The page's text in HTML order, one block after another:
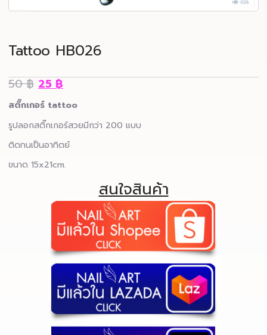
Tattoo HB026
50฿ 25฿
สติ๊กเกอร์ tattoo
รูปลอกสติ๊กเกอร์สวยมีกว่า 200 แบบ
ติดทนเป็นอาทิตย์
ขนาด 15x21cm.
สนใจสินค้า